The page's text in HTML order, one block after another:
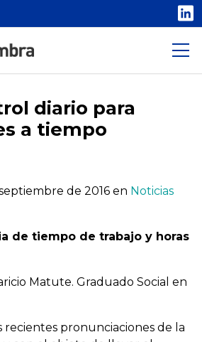
diario para
a tiempo
de 2016 en Noticias
de tiempo de trabajo y horas
Matute. Graduado Social en
recientes pronunciaciones de la